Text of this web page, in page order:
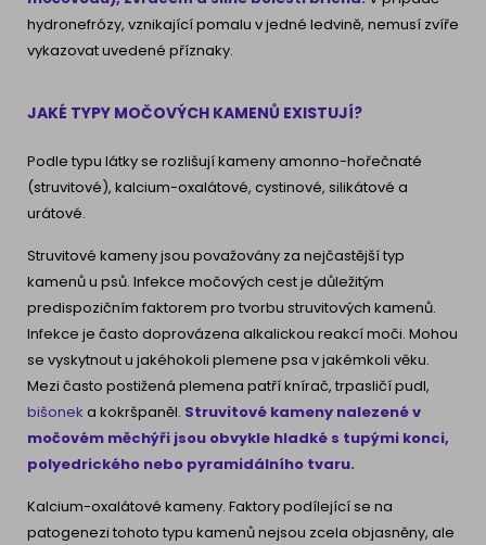
hydronefrózy, vznikající pomalu v jedné ledvině, nemusí zvíře
vykazovat uvedené příznaky.
JAKÉ TYPY MOČOVÝCH KAMENŮ EXISTUJÍ?
Podle typu látky se rozlišují kameny amonno-hořečnaté
(struvitové), kalcium-oxalátové, cystinové, silikátové a
urátové.
Struvitové kameny jsou považovány za nejčastější typ
kamenů u psů. Infekce močových cest je důležitým
predispozičním faktorem pro tvorbu struvitových kamenů.
Infekce je často doprovázena alkalickou reakcí moči. Mohou
se vyskytnout u jakéhokoli plemene psa v jakémkoli věku.
Mezi často postižená plemena patří knírač, trpasličí pudl,
bišonek a kokršpaněl. Struvitové kameny nalezené v
močovém měchýři jsou obvykle hladké s tupými konci,
polyedrického nebo pyramidálního tvaru.
Kalcium-oxalátové kameny. Faktory podílející se na
patogenezi tohoto typu kamenů nejsou zcela objasněny, ale